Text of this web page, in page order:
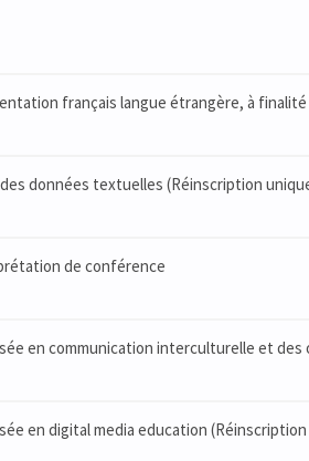
français langue étrangère, à
données textuelles (Réinscription
de conférence
en communication interculturelle et
en digital media education